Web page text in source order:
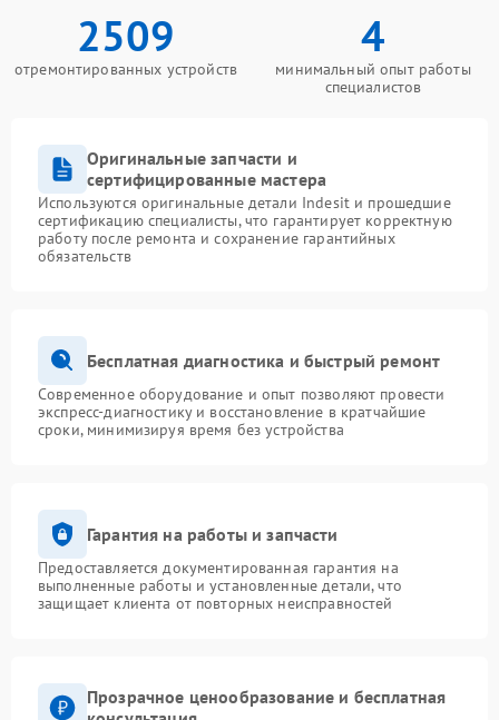
2509
отремонтированных устройств
4
минимальный опыт работы
специалистов
Оригинальные запчасти и
сертифицированные мастера
Используются оригинальные детали Indesit и прошедшие
сертификацию специалисты, что гарантирует корректную
работу после ремонта и сохранение гарантийных
обязательств
Бесплатная диагностика и быстрый ремонт
Современное оборудование и опыт позволяют провести
экспресс-диагностику и восстановление в кратчайшие
сроки, минимизируя время без устройства
Гарантия на работы и запчасти
Предоставляется документированная гарантия на
выполненные работы и установленные детали, что
защищает клиента от повторных неисправностей
Прозрачное ценообразование и бесплатная